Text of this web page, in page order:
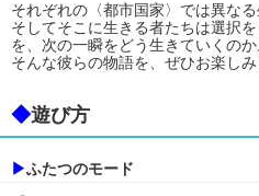
それぞれの〈都市国家〉では異なる
そしてそこに生きる者たちは選択
を、次の一瞬をどう生きていくのか
そんな彼らの物語を、ぜひお楽しみ
◆遊び方
▶ふたつのモード